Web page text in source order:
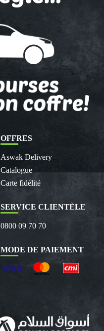
OFFRES
Aswak Delivery
Catalogue
Carte fidélité
SERVICE CLIENTÈLE
0800 09 70 70
MODE DE PAIEMENT